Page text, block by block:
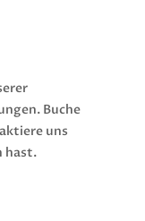
Buche
uns
hast.